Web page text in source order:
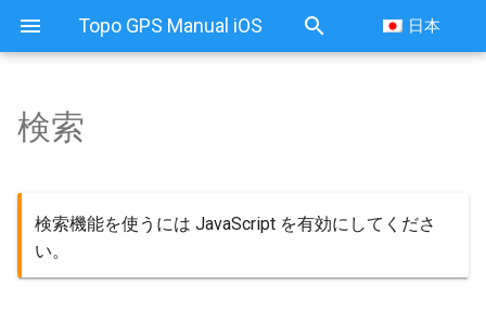
Topo GPS Manual iOS 日本
検索
検索機能を使うには JavaScript を有効にしてくださ
い。